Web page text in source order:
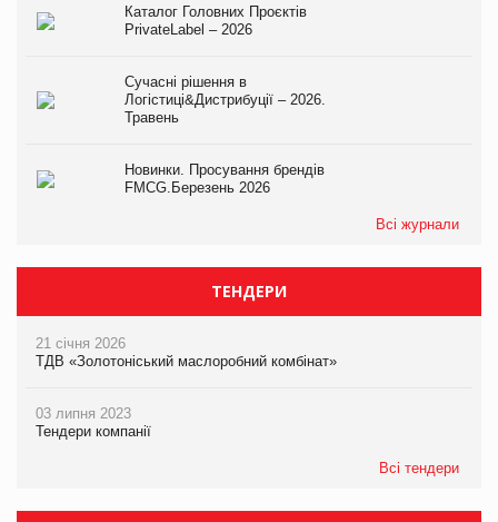
Каталог Головних Проєктів
PrivateLabel – 2026
Сучасні рішення в
Логістиці&Дистрибуції – 2026.
Травень
Новинки. Просування брендів
FMCG.Березень 2026
Всі журнали
ТЕНДЕРИ
21 січня 2026
ТДВ «Золотоніський маслоробний комбінат»
03 липня 2023
Тендери компанії
Всі тендери